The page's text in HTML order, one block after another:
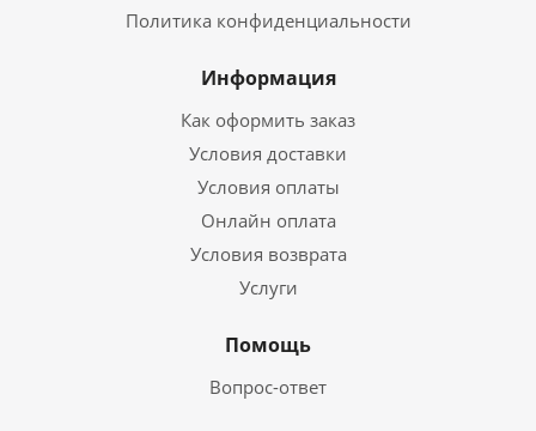
Политика конфиденциальности
Информация
Как оформить заказ
Условия доставки
Условия оплаты
Онлайн оплата
Условия возврата
Услуги
Помощь
Вопрос-ответ